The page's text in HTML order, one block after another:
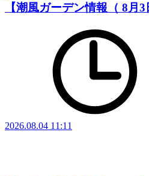
【潮風ガーデン情報（ 8月3
2026.08.04 11:11